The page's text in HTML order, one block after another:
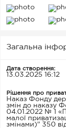
Загальна
Дата створення:
13.03.2025 16:12
Рішення про
Наказ Фонду
змін до наказу
04.01.2022 № 1
малої
змінами)" 350